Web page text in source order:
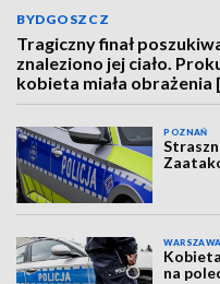
BYDGOSZCZ
Tragiczny finał
znaleziono jej ciało.
kobieta miała obrażenia
POZNAŃ
WARSZAWA
na